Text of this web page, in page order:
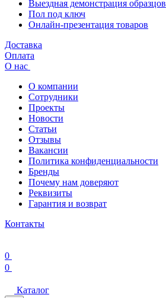
Выездная демонстрация образцов
Пол под ключ
Онлайн-презентация товаров
Доставка
Оплата
О нас
О компании
Сотрудники
Проекты
Новости
Статьи
Отзывы
Вакансии
Политика конфиденциальности
Бренды
Почему нам доверяют
Реквизиты
Гарантия и возврат
Контакты
0
0
Каталог